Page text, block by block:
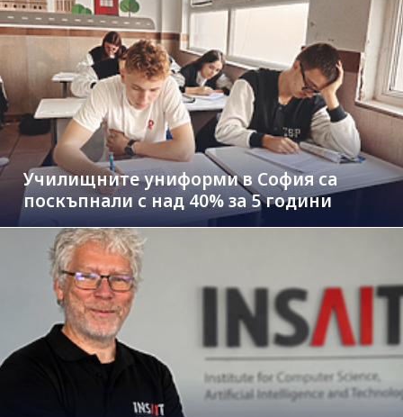
Училищните униформи в София са
поскъпнали с над 40% за 5 години